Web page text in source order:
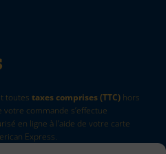
toutes taxes comprises (TTC) hors
commande s’effectue
en ligne à l’aide de votre carte
Express.